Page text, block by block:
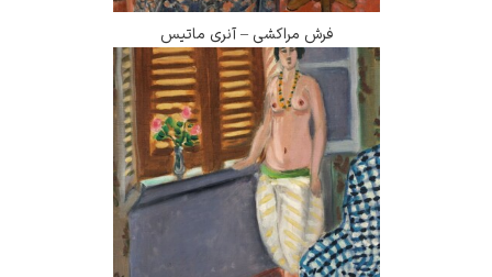
فرش مراکشی – آنری ماتیس